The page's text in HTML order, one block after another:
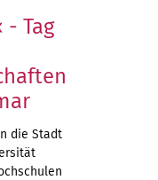
- Tag
die Stadt